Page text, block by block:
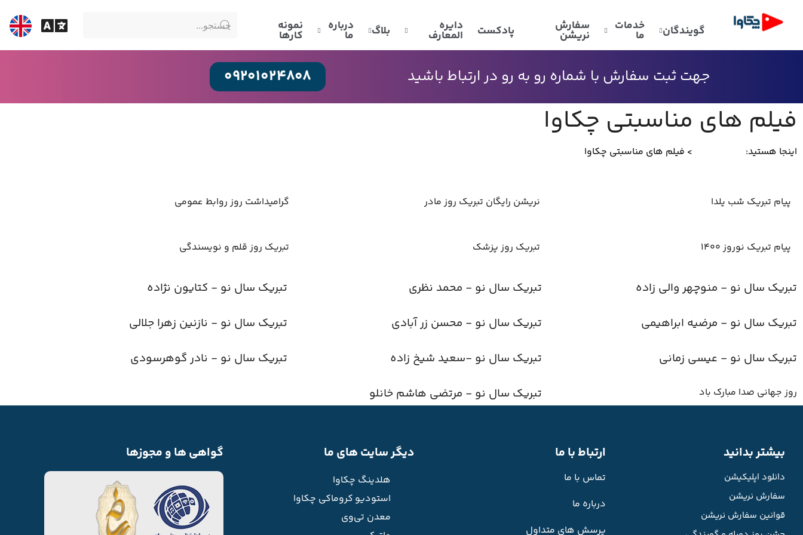
گویندگان خدمات
ما
سفارش
نریشن پادکست دایره
المعارف بلاگ درباره
ما
نمونه
کارها
جهت ثبت سفارش با شماره رو به رو در ارتباط باشید 09201024808
فیلم های مناسبتی چکاوا
اینجا هستید: > فیلم های مناسبتی چکاوا
پیام تبریک شب یلدا نریشن رایگان تبریک روز مادر گرامیداشت روز روابط عمومی
پیام تبریک نوروز 1400 تبریک روز پزشک تبریک روز قلم و نویسندگی
تبریک سال نو - منوچهر والی زاده تبریک سال نو - محمد نظری تبریک سال نو - کتایون نژاده
تبریک سال نو - مرضیه ابراهیمی تبریک سال نو - محسن زر آبادی تبریک سال نو - نازنین زهرا جلالی
تبریک سال نو - عیسی زمانی تبریک سال نو -سعید شیخ زاده تبریک سال نو - نادر گوهرسودی
روز جهانی صدا مبارک باد تبریک سال نو - مرتضی هاشم خانلو
بیشتر بدانید
دانلود اپلیکیشن
سفارش نریشن
قوانین سفارش نریشن
ارتباط با ما
تماس با ما
درباره ما
پرسش های متداول
دیگر سایت های ما
هلدینگ چکاوا
استودیو کروماکی چکاوا
معدن تی‌وی
گواهی ها و مجوزها